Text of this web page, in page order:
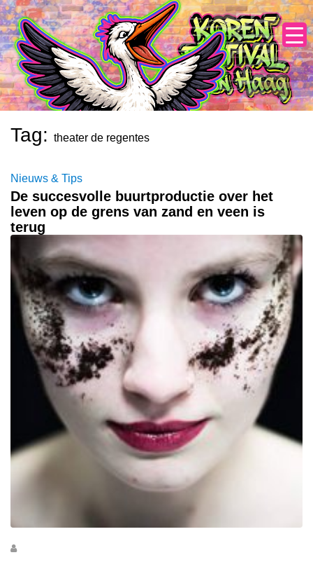
Skip
to
content
Tag: theater de regentes
Nieuws & Tips
De succesvolle buurtproductie over het
leven op de grens van zand en veen is
terug